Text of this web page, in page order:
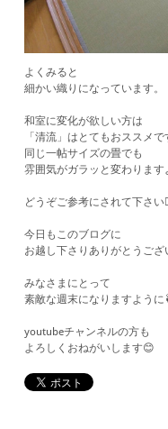
よくみると
細かい織りになっています。
和室に変化が欲しい方は
「清流」はとてもおススメで
同じ一帖サイズの畳でも
雰囲気がガラッと変わります
どうぞご参考にされて下さい
今日もこのブログに
お越し下さりありがとうござ
みなさまにとって
素敵な週末になりますように
youtubeチャンネルの方も
よろしくおねがいします😊